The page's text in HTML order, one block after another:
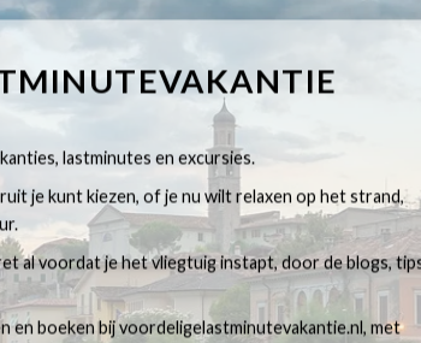
lastminutes en excursies.
je kunt kiezen, of je nu wilt relaxen op het strand,
al voordat je het vliegtuig instapt, door de blogs,
en boeken bij voordeligelastminutevakantie.nl, met